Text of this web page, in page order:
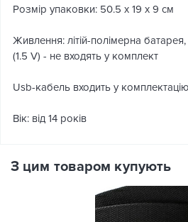
Розмір упаковки: 50.5 х 19 х 9 см
Живлення: літій-полімерна
(1.5 V) - не входять у комплект
Usb-кабель входить у
Вік: від 14 років
З цим товаром купують